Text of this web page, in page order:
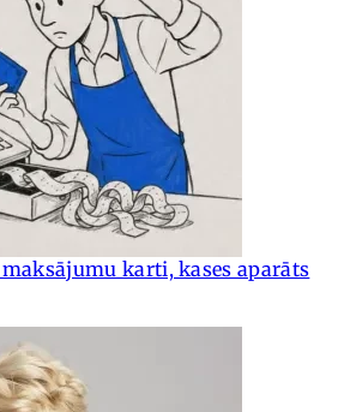
karti, kases aparāts